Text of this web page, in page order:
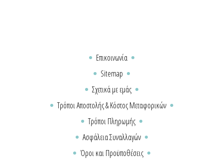
Επικοινωνία
Sitemap
Σχετικά με εμάς
Τρόποι Αποστολής & Κόστος Μεταφορικών
Τρόποι Πληρωμής
Ασφάλεια Συναλλαγών
Όροι και Προϋποθέσεις